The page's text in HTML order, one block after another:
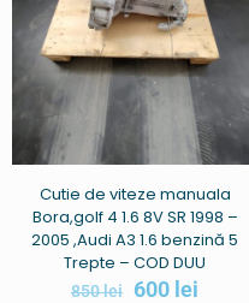
Cutie de viteze manuala
Bora,golf 4 1.6 8V SR 1998 –
2005 ,Audi A3 1.6 benzină 5
Trepte – COD DUU
850lei 600 lei